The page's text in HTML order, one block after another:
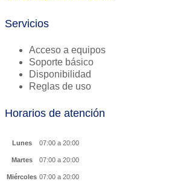
Servicios
Acceso a equipos
Soporte básico
Disponibilidad
Reglas de uso
Horarios de atención
Lunes 07:00 a 20:00
Martes 07:00 a 20:00
Miércoles 07:00 a 20:00